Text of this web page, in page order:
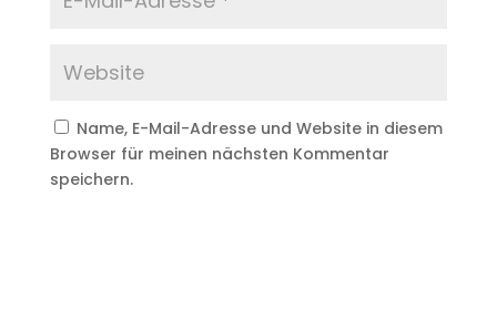
Name, E-Mail-Adresse und Website in diesem
Browser für meinen nächsten Kommentar
speichern.